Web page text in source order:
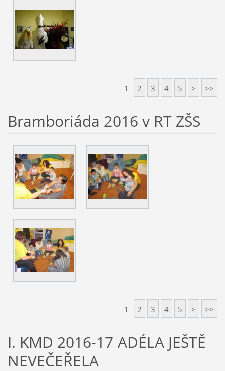
1 2 3 4 5 > >>
Bramboriáda 2016 v RT ZŠS
1 2 3 4 5 > >>
I. KMD 2016-17 ADÉLA JEŠTĚ
NEVEČEŘELA